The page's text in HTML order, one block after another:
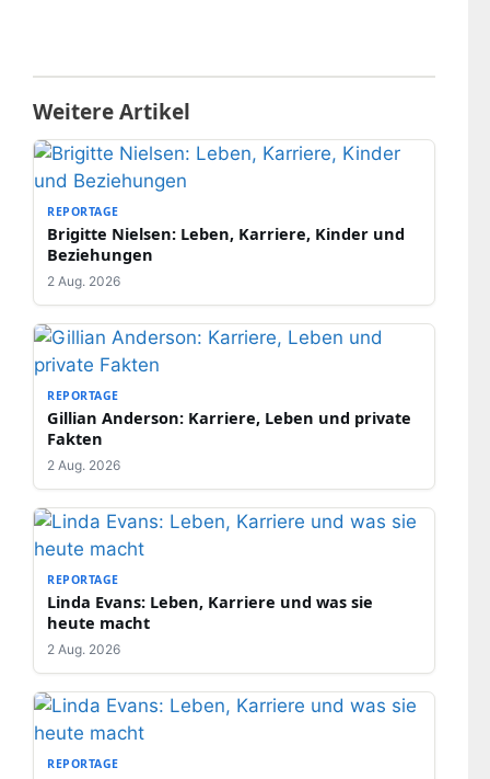
Weitere Artikel
REPORTAGE
Brigitte Nielsen: Leben, Karriere, Kinder und
Beziehungen
2 Aug. 2026
REPORTAGE
Gillian Anderson: Karriere, Leben und private
Fakten
2 Aug. 2026
REPORTAGE
Linda Evans: Leben, Karriere und was sie
heute macht
2 Aug. 2026
REPORTAGE